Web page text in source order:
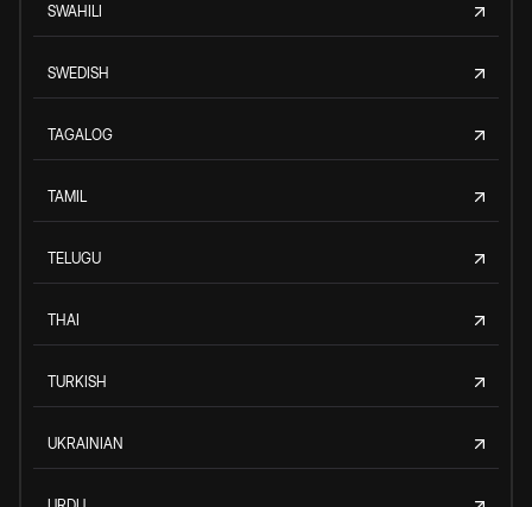
SWAHILI
SWEDISH
TAGALOG
TAMIL
TELUGU
THAI
TURKISH
UKRAINIAN